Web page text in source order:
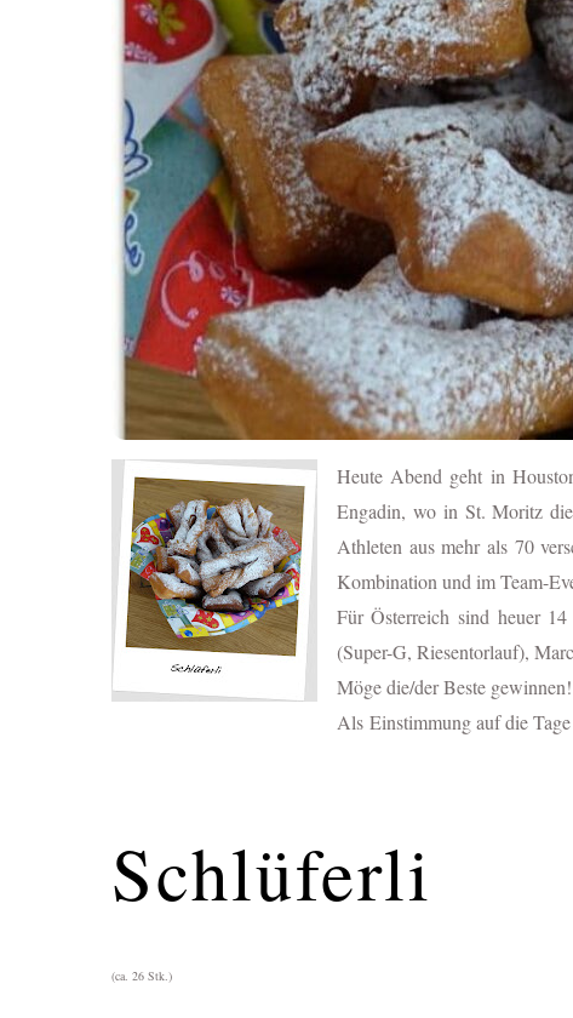
Heute Abend geht in
Engadin, wo in St. Moritz
Athleten aus mehr als 70
Kombination und im Team-
Für Österreich sind heuer
(Super-G, Riesentorlauf),
Möge die/der Beste gewinnen!
Als Einstimmung auf die
Schlüferli
(ca. 26 Stk.)